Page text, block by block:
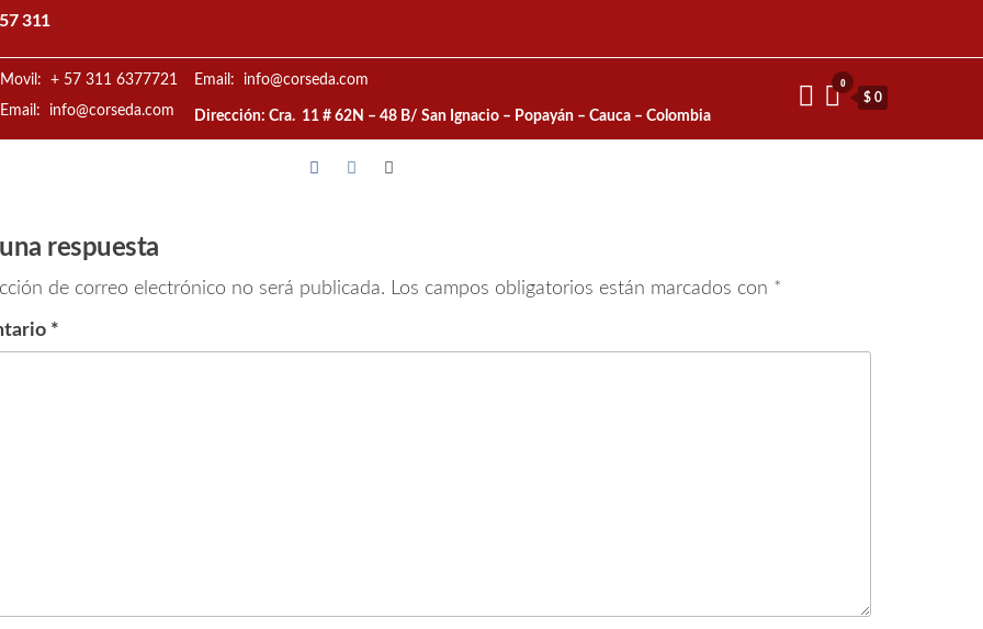
311
Movil: + 57 311 6377721
Email: info@corseda.com
Email: info@corseda.com
Dirección: Cra. 11 # 62N – 48 B/ San Ignacio – Popayán – Cauca – Colombia
0
$ 0
respuesta
de correo electrónico no será publicada. Los campos obligatorios están marcados con *
*